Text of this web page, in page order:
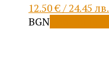
12.50€/ 24.45 лв.
BGN